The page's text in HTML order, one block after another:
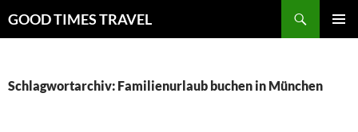
Inhalt
GOOD TIMES TRAVEL
Schlagwortarchiv: Familienurlaub buchen in München